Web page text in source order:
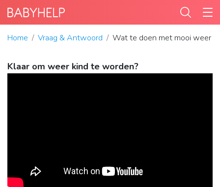
Home Vraag & Antwoord Wat te doen met mooi weer
Klaar om weer kind te worden?